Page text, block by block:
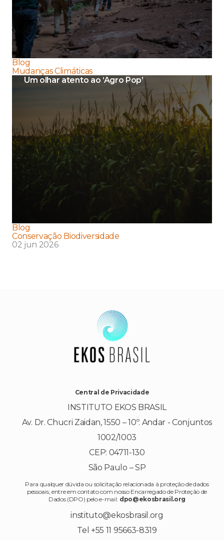
Blog
Mudanças Climáticas
Um olhar atento ao ‘Agro Pop’
Blog
Conservação Biodiversidade
02 jun 2026
Central de Privacidade
INSTITUTO EKOS BRASIL
Av. Dr. Chucri Zaidan, 1550 – 10º. Andar - Conjuntos
1002/1003
CEP: 04711-130
São Paulo – SP
Para qualquer dúvida ou solicitação relacionada à proteção de dados
pessoais, entre em contato com nosso Encarregado de Proteção de
Dados (DPO) pelo e-mail: dpo@ekosbrasil.org
instituto@ekosbrasil.org
Tel +55 11 95663-8319